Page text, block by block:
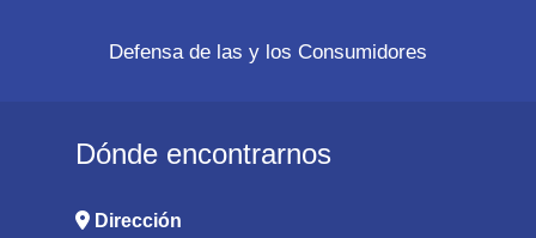
Defensa de las y los Consumidores
Dónde encontrarnos
Dirección